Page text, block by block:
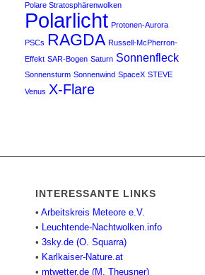
Polare Stratosphärenwolken
Polarlicht Protonen-Aurora
PSCs RAGDA Russell-McPherron-
Effekt SAR-Bogen Saturn Sonnenfleck
Sonnensturm Sonnenwind SpaceX STEVE
Venus X-Flare
INTERESSANTE LINKS
• Arbeitskreis Meteore e.V.
• Leuchtende-Nachtwolken.info
• 3sky.de (O. Squarra)
• Karlkaiser-Nature.at
• mtwetter.de (M. Theusner)